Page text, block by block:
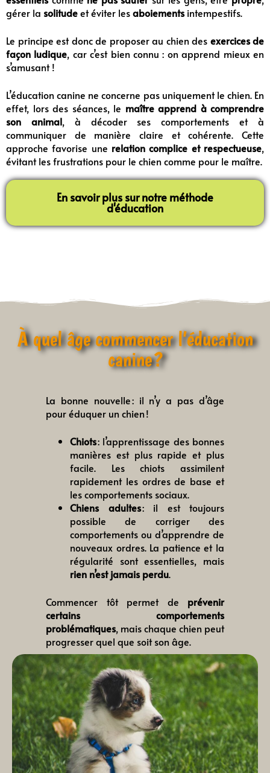
gérer la solitudeet éviter lesaboiementsintempestifs.
Le principe est donc de proposer au chien des exercices de
façon ludique, car c’est bien connu : on apprend mieux en
s’amusant !
L’éducation canine ne concerne pas uniquement le chien. En
effet, lors des séances, le maître apprend à comprendre
son animal, à décoder ses comportements et à
communiquer de manière claire et cohérente. Cette
approche favorise une relation complice et respectueuse,
évitant les frustrations pour le chien comme pour le maître.
En savoir plus sur notre méthode
d'éducation
À quel âge commencer l’éducation
canine ?
La bonne nouvelle : il n’y a pas d’âge
pour éduquer un chien !
Chiots: l’apprentissage des bonnes
manières est plus rapide et plus
facile. Les chiots assimilent
rapidement les ordres de base et
les comportements sociaux.
Chiens adultes: il est toujours
possible de corriger des
comportements ou d’apprendre de
nouveaux ordres. La patience et la
régularité sont essentielles, mais
rien n’est jamais perdu.
Commencer tôt permet de prévenir
certains comportements
problématiques, mais chaque chien peut
progresser quel que soit son âge.